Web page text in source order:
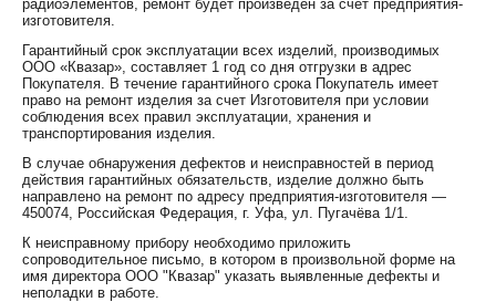
радиоэлементов, ремонт будет произведен за счет предприятия-
изготовителя.
Гарантийный срок эксплуатации всех изделий, производимых
ООО «Квазар», составляет 1 год со дня отгрузки в адрес
Покупателя. В течение гарантийного срока Покупатель имеет
право на ремонт изделия за счет Изготовителя при условии
соблюдения всех правил эксплуатации, хранения и
транспортирования изделия.
В случае обнаружения дефектов и неисправностей в период
действия гарантийных обязательств, изделие должно быть
направлено на ремонт по адресу предприятия-изготовителя —
450074, Российская Федерация, г. Уфа, ул. Пугачёва 1/1.
К неисправному прибору необходимо приложить
сопроводительное письмо, в котором в произвольной форме на
имя директора ООО "Квазар" указать выявленные дефекты и
неполадки в работе.